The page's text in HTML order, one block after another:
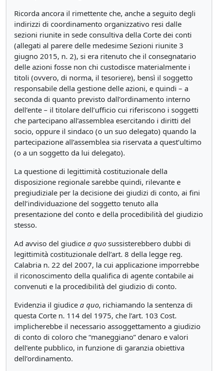
Ricorda ancora il rimettente che, anche a seguito degli
indirizzi di coordinamento organizzativo resi dalle
sezioni riunite in sede consultiva della Corte dei conti
(allegati al parere delle medesime Sezioni riunite 3
giugno 2015, n. 2), si era ritenuto che il consegnatario
delle azioni fosse non chi custodisce materialmente i
titoli (ovvero, di norma, il tesoriere), bensì il soggetto
responsabile della gestione delle azioni, e quindi – a
seconda di quanto previsto dall’ordinamento interno
dell’ente – il titolare dell’ufficio cui riferiscono i soggetti
che partecipano all’assemblea esercitando i diritti del
socio, oppure il sindaco (o un suo delegato) quando la
partecipazione all’assemblea sia riservata a quest’ultimo
(o a un soggetto da lui delegato).
La questione di legittimità costituzionale della
disposizione regionale sarebbe quindi, rilevante e
pregiudiziale per la decisione dei giudizi di conto, ai fini
dell’individuazione del soggetto tenuto alla
presentazione del conto e della procedibilità del giudizio
stesso.
Ad avviso del giudice a quo sussisterebbero dubbi di
legittimità costituzionale dell’art. 8 della legge reg.
Calabria n. 22 del 2007, la cui applicazione imporrebbe
il riconoscimento della qualifica di agente contabile ai
convenuti e la procedibilità del giudizio di conto.
Evidenzia il giudice a quo, richiamando la sentenza di
questa Corte n. 114 del 1975, che l’art. 103 Cost.
implicherebbe il necessario assoggettamento a giudizio
di conto di coloro che “maneggiano” denaro e valori
dell’ente pubblico, in funzione di garanzia obiettiva
dell’ordinamento.